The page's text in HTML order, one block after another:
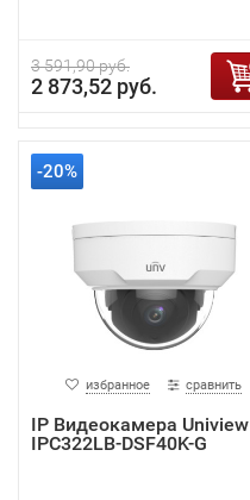
3 591,90 руб.
2 873,52 руб.
-20%
избранное сравнить
IP Видеокамера Uniview
IPC322LB-DSF40K-G